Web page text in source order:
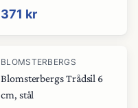
371 kr
BLOMSTERBERGS
Blomsterbergs Trådsil 6
cm, stål